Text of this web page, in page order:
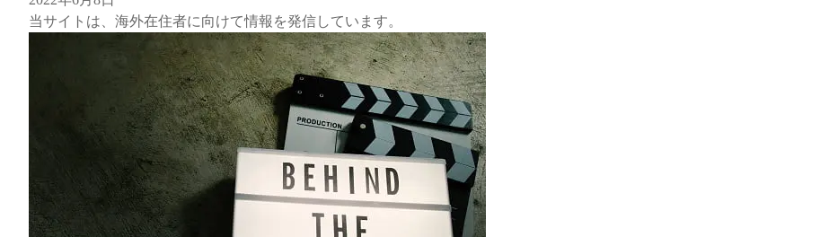
当サイトは、海外在住者に向けて情報を発信しています。